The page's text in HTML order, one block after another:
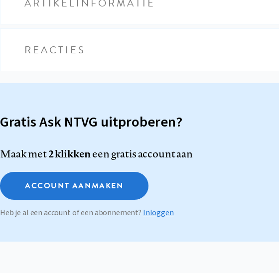
ARTIKELINFORMATIE
REACTIES
Gratis Ask NTVG uitproberen?
Maak met2 klikkeneen gratis account aan
ACCOUNT AANMAKEN
Heb je al een account of een abonnement? Inloggen